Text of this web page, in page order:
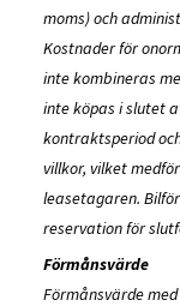
moms) och
Kostnader för
inte kombineras
inte köpas i slutet
kontraktsperiod
villkor, vilket
leasetagaren.
reservation för
Förmånsvärde
Förmånsvärde